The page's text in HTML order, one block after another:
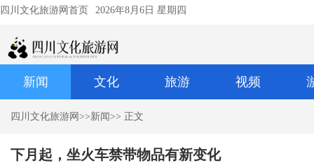
四川文化旅游网首页 2026年8月6日 星期四
新闻 文化 旅游 视频
四川文化旅游网 >>新闻>> 正文
下月起，坐火车禁带物品有新变化